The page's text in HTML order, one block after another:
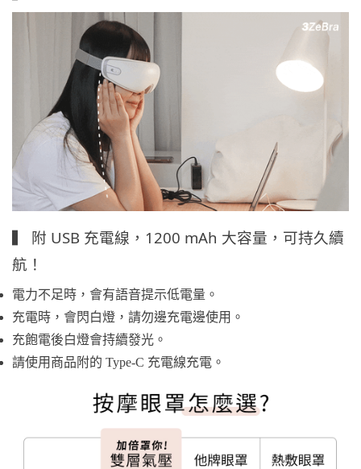
▍ 附 USB 充電線，1200 mAh 大容量，可持久續
航！
電力不足時，會有語音提示低電量。
充電時，會閃白燈，請勿邊充電邊使用。
充飽電後白燈會持續發光。
請使用商品附的 Type-C 充電線充電。